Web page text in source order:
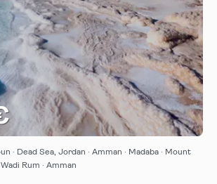
Afficher
· Dead Sea, Jordan · Amman · Madaba · Mount
Rum · Amman